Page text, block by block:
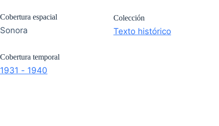
Cobertura espacial
Sonora
Cobertura temporal
1931 - 1940
Colección
Texto histórico